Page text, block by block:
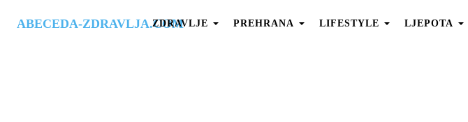
ABECEDA-ZDRAVLJA.COM
ZDRAVLJE PREHRANA LIFESTYLE LJEPOTA